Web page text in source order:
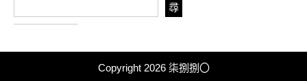
尋
Copyright 2026 柒捌捌〇